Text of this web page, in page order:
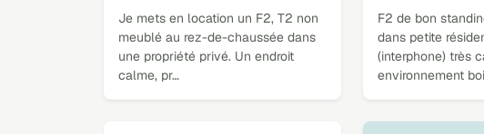
Je mets en location un F2, T2 non
meublé au rez-de-chaussée dans
une propriété privé. Un endroit
calme, pr…
F2 de bon
dans petite
(interphone) très
environnement